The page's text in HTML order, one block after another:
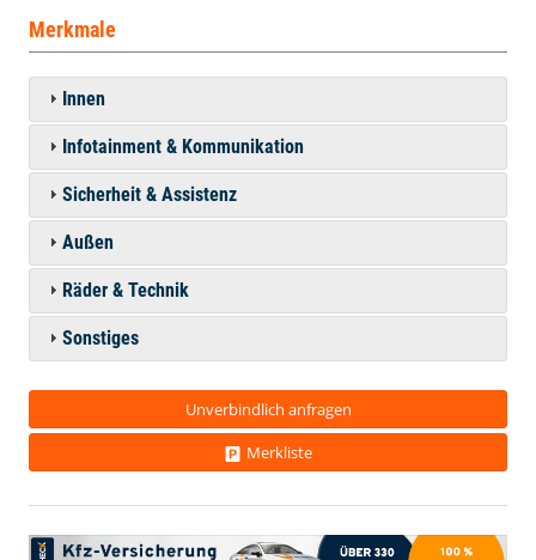
Merkmale
Innen
Infotainment & Kommunikation
Sicherheit & Assistenz
Außen
Räder & Technik
Sonstiges
Unverbindlich anfragen
Merkliste